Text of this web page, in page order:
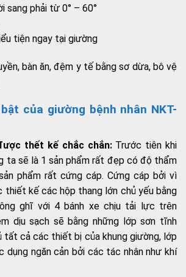
sang phải từ 0° – 60°
tiện ngay tại giường
bàn ăn, đệm y tế bằng sơ dừa, bô vệ
của giường bệnh nhân NKT-
thết kế chắc chắn:Trước tiên khi
ta sẽ là 1 sản phẩm rất đẹp có độ thẩm
phẩm rất cứng cáp. Cứng cáp bởi vì
kế các hộp thang lớn chủ yếu bằng
ghĩ với 4 bánh xe chịu tải lực trên
dịu sạch sẽ bằng những lớp sơn tĩnh
tất cả các thiết bị của khung giường, lớp
dụng ngăn cản bởi các tác nhân như khí